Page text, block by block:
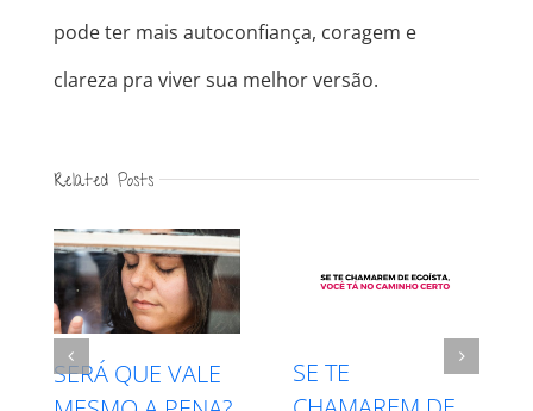
pode ter mais autoconfiança, coragem e
clareza pra viver sua melhor versão.
Related Posts
INTUIÇÃO X
RESPEITE SEU